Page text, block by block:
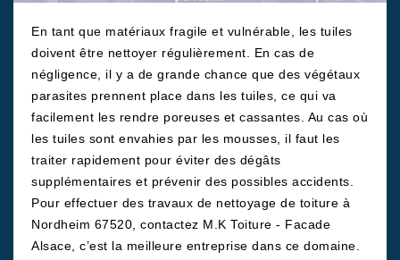
En tant que matériaux fragile et vulnérable, les tuiles
doivent être nettoyer régulièrement. En cas de
négligence, il y a de grande chance que des végétaux
parasites prennent place dans les tuiles, ce qui va
facilement les rendre poreuses et cassantes. Au cas où
les tuiles sont envahies par les mousses, il faut les
traiter rapidement pour éviter des dégâts
supplémentaires et prévenir des possibles accidents.
Pour effectuer des travaux de nettoyage de toiture à
Nordheim 67520, contactez M.K Toiture - Facade
Alsace, c’est la meilleure entreprise dans ce domaine.